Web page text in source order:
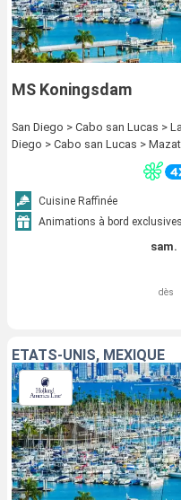
MS Koningsdam
San Diego > Cabo san Lucas >
Diego > Cabo san Lucas >
Cuisine Raffinée
Animations à bord exclusives
sam.
dès
ÉTATS-UNIS, MEXIQUE